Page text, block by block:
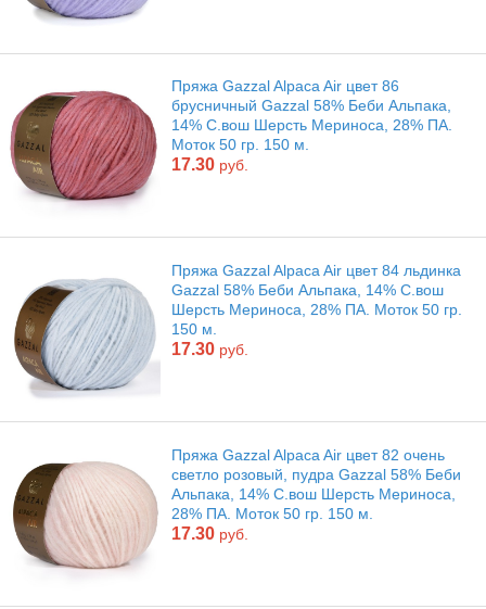
Пряжа Gazzal Alpaca Air цвет 86
брусничный Gazzal 58% Беби Альпака,
14% С.вош Шерсть Мериноса, 28% ПА.
Моток 50 гр. 150 м.
17.30 руб.
Пряжа Gazzal Alpaca Air цвет 84 льдинка
Gazzal 58% Беби Альпака, 14% С.вош
Шерсть Мериноса, 28% ПА. Моток 50 гр.
150 м.
17.30 руб.
Пряжа Gazzal Alpaca Air цвет 82 очень
светло розовый, пудра Gazzal 58% Беби
Альпака, 14% С.вош Шерсть Мериноса,
28% ПА. Моток 50 гр. 150 м.
17.30 руб.